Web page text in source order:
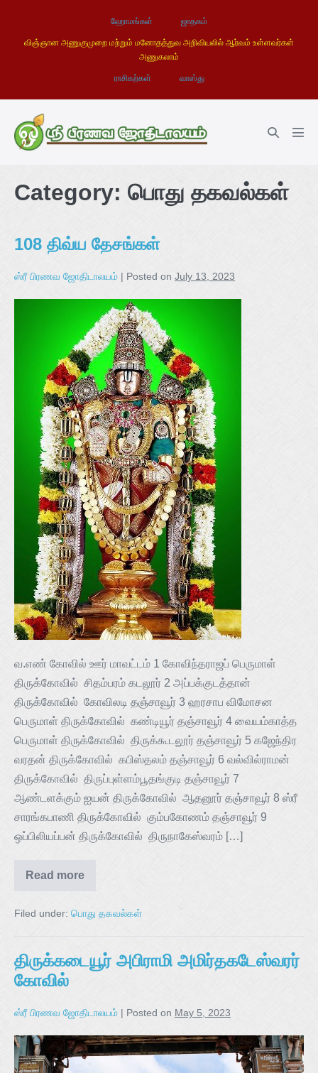
ஹோமங்கள் ஜாதகம்
விஞ்ஞான அணுகுமுறை மற்றும் மனோதத்துவ அறிவியலில் ஆர்வம் உள்ளவர்கள்
அணுகலாம்
ராசிகற்கள் வாஸ்து
Category: பொது தகவல்கள்
108 திவ்ய தேசங்கள்
ஸ்ரீ பிரணவ ஜோதிடாலயம் | Posted on July 13, 2023
வ.எண் கோவில் ஊர் மாவட்டம் 1 கோவிந்தராஜப் பெருமாள்
திருக்கோவில் சிதம்பரம் கடலூர் 2 அப்பக்குடத்தான்
திருக்கோவில் கோவிலடி தஞ்சாவூர் 3 ஹரசாப விமோசன
பெருமாள் திருக்கோவில் கண்டியூர் தஞ்சாவூர் 4 வையம்காத்த
பெருமாள் திருக்கோவில் திருக்கூடலூர் தஞ்சாவூர் 5 கஜேந்திர
வரதன் திருக்கோவில் கபிஸ்தலம் தஞ்சாவூர் 6 வல்வில்ராமன்
திருக்கோவில் திருப்புள்ளம்பூதங்குடி தஞ்சாவூர் 7
ஆண்டளக்கும் ஐயன் திருக்கோவில் ஆதனூர் தஞ்சாவூர் 8 ஸ்ரீ
சாரங்கபாணி திருக்கோவில் கும்பகோணம் தஞ்சாவூர் 9
ஒப்பிலியப்பன் திருக்கோவில் திருநாகேஸ்வரம் […]
Read more
Filed under: பொது தகவல்கள்
திருக்கடையூர் அபிராமி அமிர்தகடேஸ்வரர்
கோவில்
ஸ்ரீ பிரணவ ஜோதிடாலயம் | Posted on May 5, 2023